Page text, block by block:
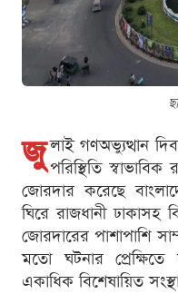
জু লাই গণঅভ্যুত্থান
পরিস্থিতি
জোরদার করেছে
ঘিরে রাজধানী ঢাকাসহ
জোরদারের পাশাপাশি
মতো ঘটনার
একাধিক বিশেষায়িত